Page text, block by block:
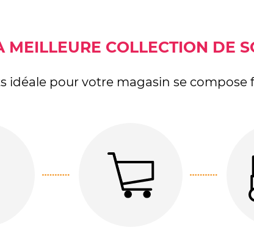
MEILLEURE COLLECTION DE
idéale pour votre magasin se compose